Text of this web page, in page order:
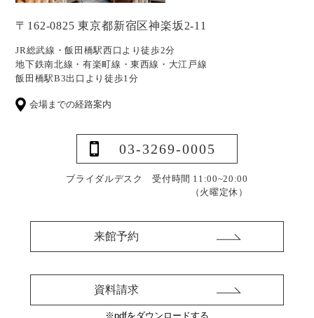
〒162-0825 東京都新宿区神楽坂2-11
JR総武線・飯田橋駅西口より徒歩2分
地下鉄南北線・有楽町線・東西線・大江戸線
飯田橋駅B3出口より徒歩1分
会場までの経路案内
03-3269-0005
ブライダルデスク 受付時間 11:00~20:00
（火曜定休）
来館予約
資料請求
※pdfをダウンロードする